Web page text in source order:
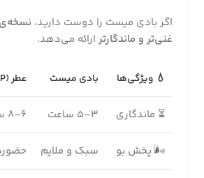
اگر بادی میست را دوست دارید،
غنی‌تر و ماندگارتر ارائه می‌دهد.
💧 ویژگی‌ها بادی میست عطر (EDP)
⏳ ماندگاری ۳–۵ ساعت ۶–۸ ساعت یا بیشتر
🌬 پخش بو سبک و ملایم